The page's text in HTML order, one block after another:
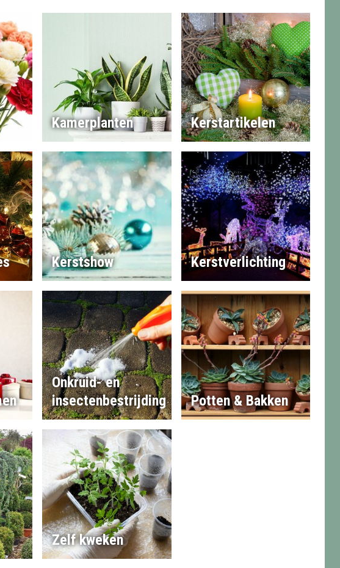
Kamerplanten Kerstartikelen
Kerstshow Kerstverlichting
Onkruid- en
insectenbestrijding
Potten & Bakken
Zelf kweken